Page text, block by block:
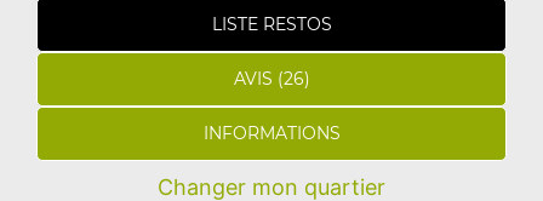
LISTE RESTOS
AVIS (26)
INFORMATIONS
Changer mon quartier